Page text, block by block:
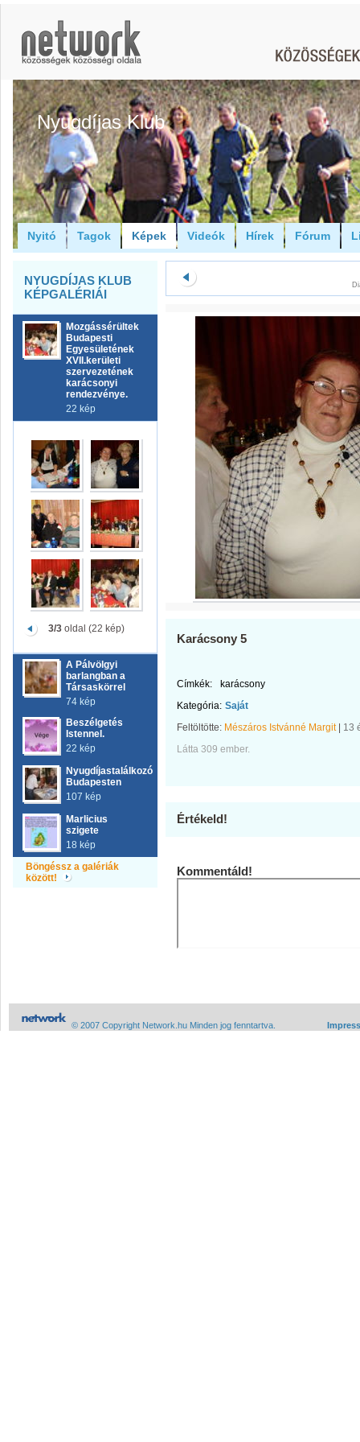
Nyugdíjas Klub
Nyitó Tagok Képek Videók Hírek Fórum
NYUGDÍJAS KLUB
KÉPGALÉRIÁI
Mozgássérültek
Budapesti
Egyesületének
XVII.kerületi
szervezetének
karácsonyi
rendezvénye.
22 kép
3/3oldal (22 kép)
A Pálvölgyi
barlangban a
Társaskörrel
74 kép
Beszélgetés
Istennel.
22 kép
Nyugdíjastalálkozó
Budapesten
107 kép
Marlicius
szigete
18 kép
Böngéssz a galériák
között!
Karácsony 5
Címkék:
karácsony
Kategória: Saját
Feltöltötte: Mészáros Istvánné Margit| 13
Látta 309 ember.
Értékeld!
Kommentáld!
© 2007 Copyright Network.hu Minden jog fenntartva.